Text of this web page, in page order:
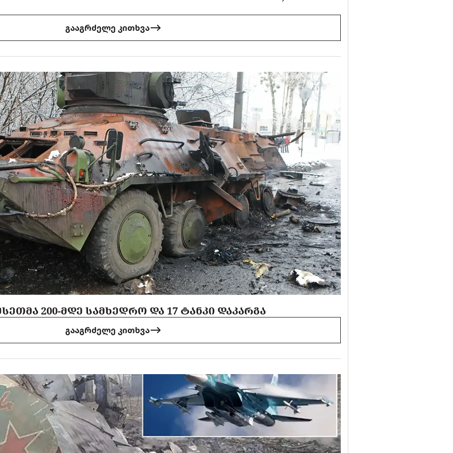
გააგრძელე კითხვა
200-ᲛᲓᲔ ᲡᲐᲛᲮᲔᲓᲠᲝ ᲓᲐ 17 ᲢᲐᲜᲙᲘ ᲓᲐᲙᲐᲠᲒᲐ
გააგრძელე კითხვა